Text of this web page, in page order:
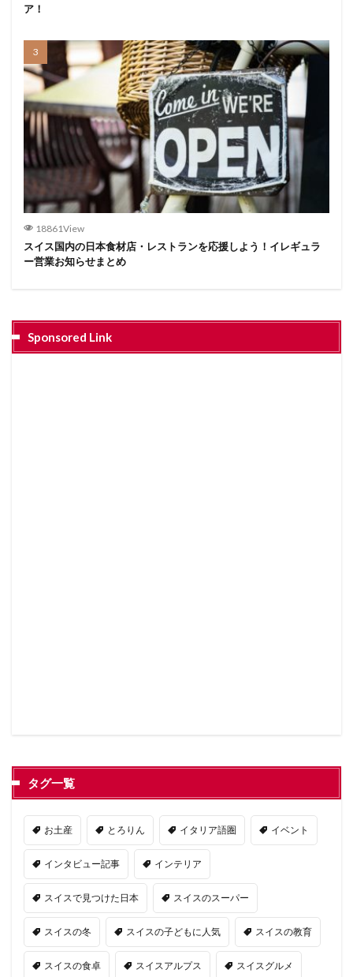
ア！
18861View
スイス国内の日本食材店・レストランを応援しよう！イレギュラ
ー営業お知らせまとめ
Sponsored Link
タグ一覧
お土産 とろりん イタリア語圏 イベント
インタビュー記事 インテリア
スイスで見つけた日本 スイスのスーパー
スイスの冬 スイスの子どもに人気 スイスの教育
スイスの食卓 スイスアルプス スイスグルメ